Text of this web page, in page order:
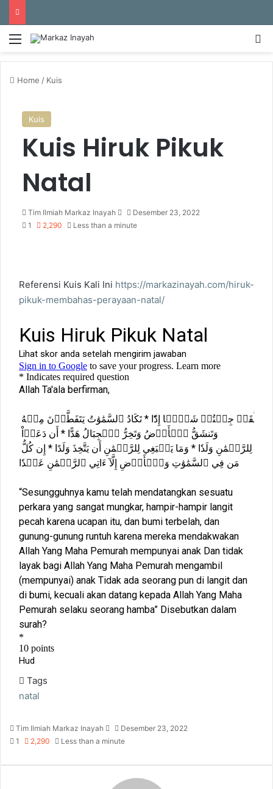
Menu
Home / Kuis
Kuis
Kuis Hiruk Pikuk
Natal
Tim Ilmiah Markaz Inayah
Send
an
Desember 23, 2022
1
2,290 Less than a minute
Referensi Kuis Kali Ini https://markazinayah.com/hiruk-
pikuk-membahas-perayaan-natal/
Tags
natal
Tim Ilmiah Markaz Inayah
Send
an
Desember 23, 2022
1
2,290 Less than a minute